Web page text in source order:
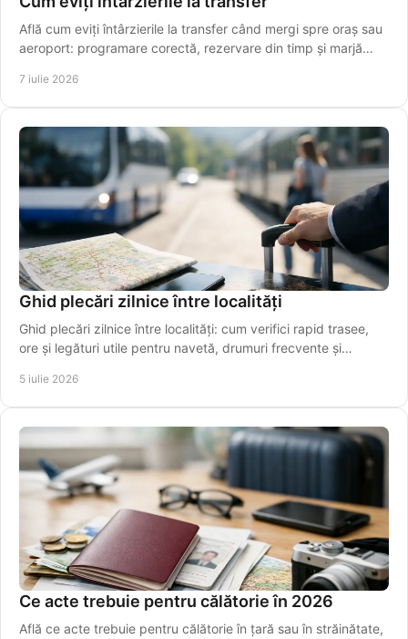
Află cum eviți întârzierile la transfer când mergi spre oraș sau
aeroport: programare corectă, rezervare din timp și marjă
7 iulie 2026
Ghid plecări zilnice între localități
Ghid plecări zilnice între localități: cum verifici rapid trasee,
ore și legături utile pentru navetă, drumuri frecvente și
5 iulie 2026
Ce acte trebuie pentru călătorie în 2026
Află ce acte trebuie pentru călătorie în țară sau în străinătate,